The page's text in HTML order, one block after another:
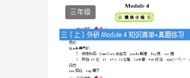
三年级